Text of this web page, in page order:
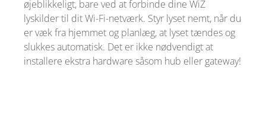
øjeblikkeligt, bare ved at forbinde dine WiZ
lyskilder til dit Wi-Fi-netværk. Styr lyset nemt, når du
er væk fra hjemmet og planlæg, at lyset tændes og
slukkes automatisk. Det er ikke nødvendigt at
installere ekstra hardware såsom hub eller gateway!